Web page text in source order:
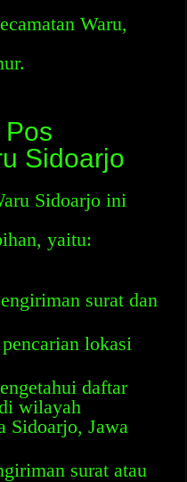
Waru,
Sidoarjo
Sidoarjo ini
yaitu:
surat dan
lokasi
daftar
wilayah
Sidoarjo, Jawa
surat atau